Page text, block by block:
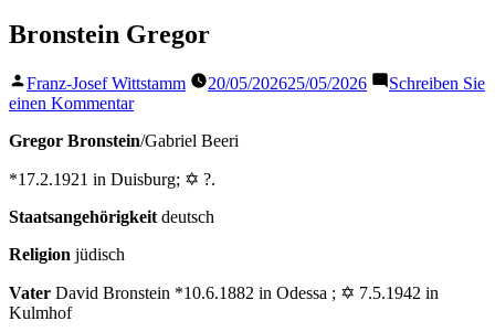
Bronstein Gregor
Veröffentlicht
von
Franz-Josef Wittstamm 20/05/202625/05/2026
Schreiben Sie
einen Kommentarzu
Gregor
Gregor Bronstein/Gabriel Beeri
*17.2.1921 in Duisburg; ✡ ?.
Staatsangehörigkeit deutsch
Religion jüdisch
Vater David Bronstein *10.6.1882 in Odessa ; ✡ 7.5.1942 in
Kulmhof